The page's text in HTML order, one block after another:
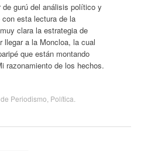
gurú del análisis político y
esta lectura de la
clara la estrategia de
llegar a la Moncloa, la cual
que están montando
razonamiento de los hechos.
de Periodismo Política